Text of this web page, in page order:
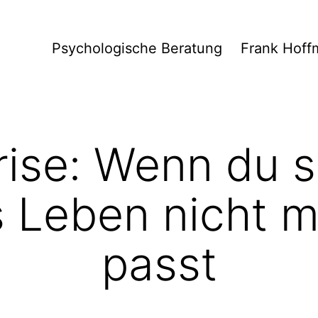
Psychologische Beratung Frank
Wenn du
Leben nicht
passt